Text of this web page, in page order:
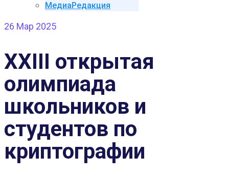
МедиаРедакция
26 Мар 2025
XXIII открытая
олимпиада
школьников и
студентов по
криптографии